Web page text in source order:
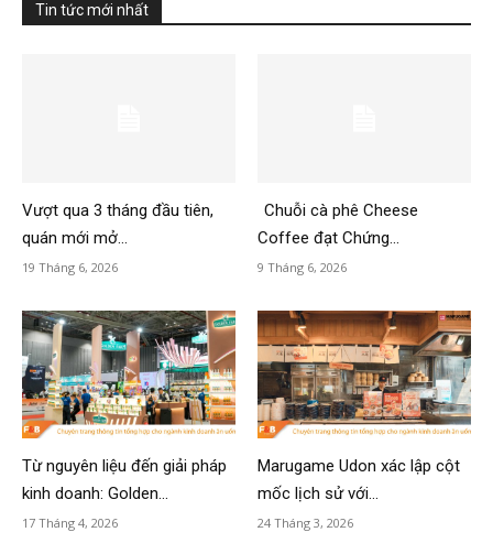
Tin tức mới nhất
Vượt qua 3 tháng đầu tiên,
quán mới mở...
19 Tháng 6, 2026
Chuỗi cà phê Cheese
Coffee đạt Chứng...
9 Tháng 6, 2026
Từ nguyên liệu đến giải pháp
kinh doanh: Golden...
17 Tháng 4, 2026
Marugame Udon xác lập cột
mốc lịch sử với...
24 Tháng 3, 2026